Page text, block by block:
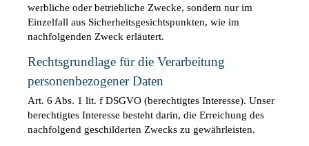
werbliche oder betriebliche Zwecke, sondern nur im
Einzelfall aus Sicherheitsgesichtspunkten, wie im
nachfolgenden Zweck erläutert.
Rechtsgrundlage für die Verarbeitung
personenbezogener Daten
Art. 6 Abs. 1 lit. f DSGVO (berechtigtes Interesse). Unser
berechtigtes Interesse besteht darin, die Erreichung des
nachfolgend geschilderten Zwecks zu gewährleisten.